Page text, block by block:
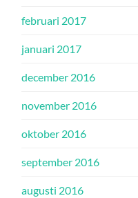
februari 2017
januari 2017
december 2016
november 2016
oktober 2016
september 2016
augusti 2016